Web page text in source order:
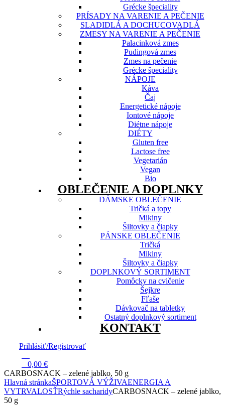
Grécke špeciality
PRÍSADY NA VARENIE A PEČENIE
SLADIDLÁ A DOCHUCOVADLÁ
ZMESY NA VARENIE A PEČENIE
Palacinková zmes
Pudingová zmes
Zmes na pečenie
Grécke špeciality
NÁPOJE
Káva
Čaj
Energetické nápoje
Iontové nápoje
Diétne nápoje
DIÉTY
Gluten free
Lactose free
Vegetarián
Vegan
Bio
OBLEČENIE A DOPLNKY
DÁMSKE OBLEČENIE
Tričká a topy
Mikiny
Šiltovky a čiapky
PÁNSKE OBLEČENIE
Tričká
Mikiny
Šiltovky a čiapky
DOPLNKOVÝ SORTIMENT
Pomôcky na cvičenie
Šejkre
Fľaše
Dávkovač na tabletky
Ostatný doplnkový sortiment
KONTAKT
Prihlásiť/Registrovať
0,00 €
CARBOSNACK – zelené jablko, 50 g
Hlavná stránkaŠPORTOVÁ VÝŽIVAENERGIA A
VYTRVALOSŤRýchle sacharidyCARBOSNACK – zelené jablko,
50 g